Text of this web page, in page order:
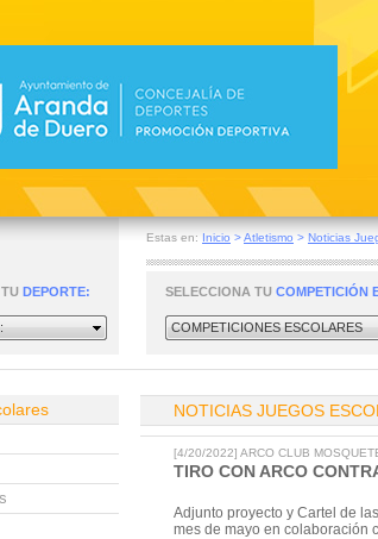
Estas en: Inicio >Atletismo > Noticias
DEPORTE: SELECCIONA TU COMPETICIÓN
COMPETICIONES ESCOLARES
NOTICIAS JUEGOS
[4/20/2022] ARCO CLUB
TIRO CON ARCO
Adjunto proyecto y Cartel de
mes de mayo en colaboración